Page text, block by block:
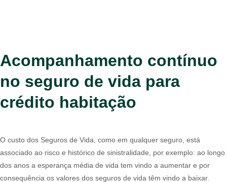
Acompanhamento contínuo
no seguro de vida para
crédito habitação
O custo dos Seguros de Vida, como em qualquer seguro, está
associado ao risco e histórico de sinistralidade, por exemplo: ao longo
dos anos a esperança média de vida tem vindo a aumentar e por
consequência os valores dos seguros de vida têm vindo a baixar.